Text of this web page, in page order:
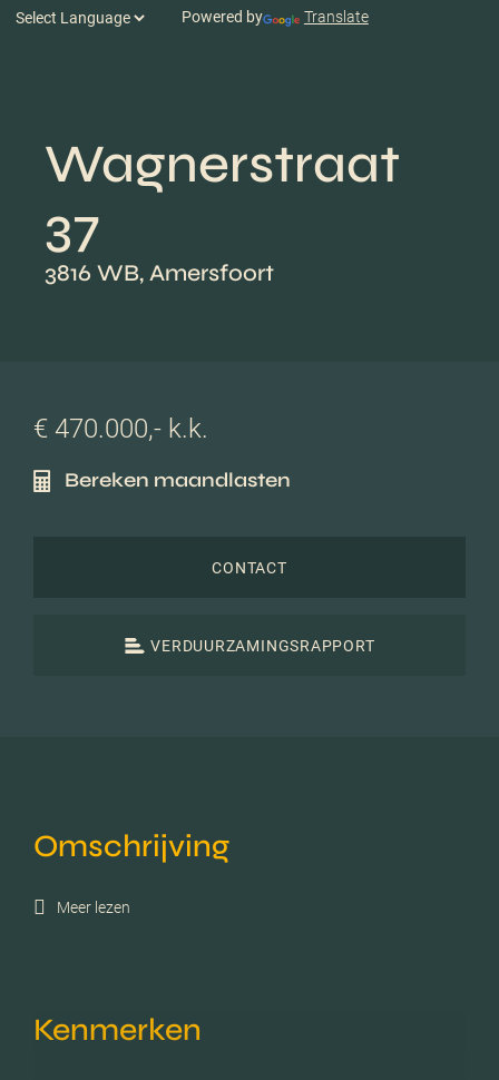
Powered by Translate
Wagnerstraat
37
3816 WB, Amersfoort
€ 470.000,- k.k.
Bereken maandlasten
CONTACT
VERDUURZAMINGSRAPPORT
Omschrijving
Meer lezen
Kenmerken